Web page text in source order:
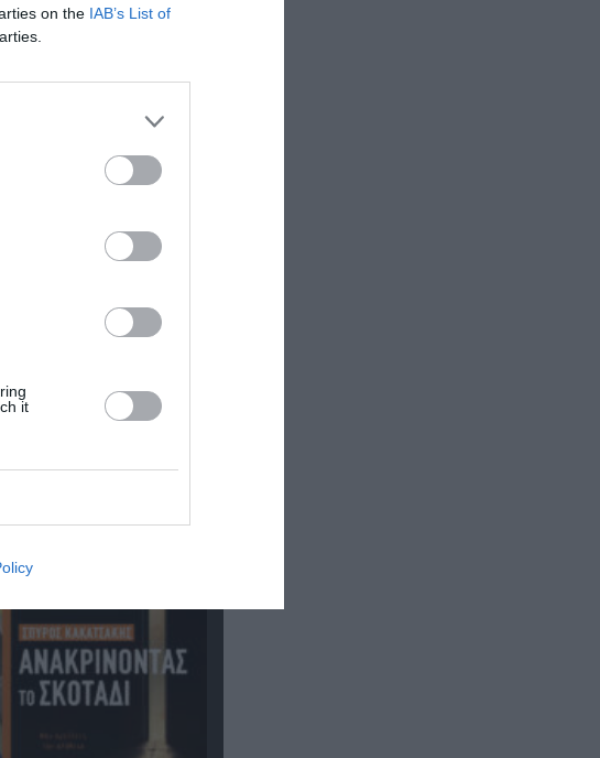
on the IAB’s List of
it